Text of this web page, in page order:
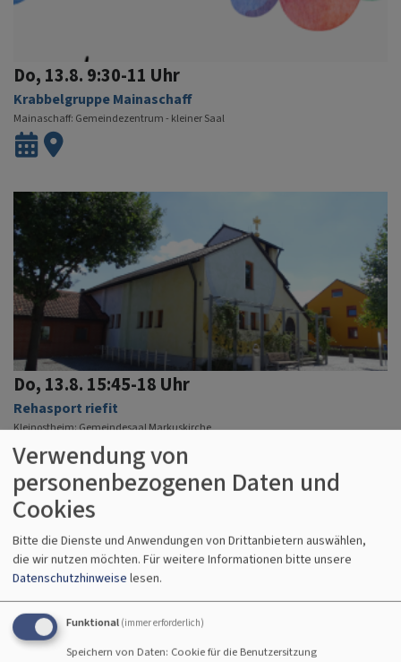
Do, 13.8. 9:30-11 Uhr
Krabbelgruppe Mainaschaff
Mainaschaff Gemeindezentrum - kleiner Saal
Do, 13.8. 15:45-18 Uhr
Rehasport riefit
Kleinostheim Gemeindesaal Markuskirche
Verwendung von
personenbezogenen Daten und
Cookies
Bitte die Dienste und Anwendungen von Drittanbietern auswählen,
die wir nutzen möchten. Für weitere Informationen bitte unsere
Datenschutzhinweise lesen.
Funktional (immer erforderlich)
Speichern von Daten: Cookie für die Benutzersitzung